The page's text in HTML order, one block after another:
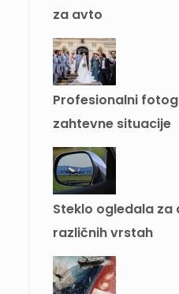
za avto
Profesionalni
zahtevne situacije
Steklo ogledala
različnih vrstah